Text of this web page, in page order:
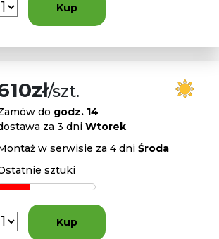
Kup
/szt.
do godz. 14
za 3 dni Wtorek
w serwisie za 4 dni Środa
sztuki
Kup